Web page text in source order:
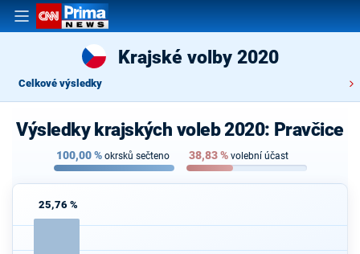
Krajské volby 2020
Celkové výsledky
Výsledky krajských voleb 2020: Pravčice
100,00% okrsků sečteno 38,83% volební účast
25,76 %